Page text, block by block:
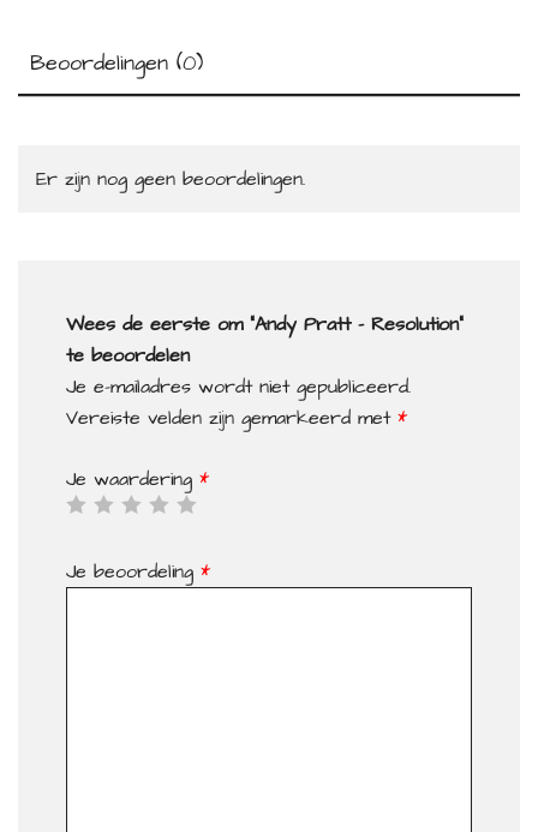
Beoordelingen (0)
Er zijn nog geen beoordelingen.
Wees de eerste om “Andy Pratt – Resolution”
te beoordelen
Je e-mailadres wordt niet gepubliceerd.
Vereiste velden zijn gemarkeerd met *
Je waardering *
Je beoordeling *